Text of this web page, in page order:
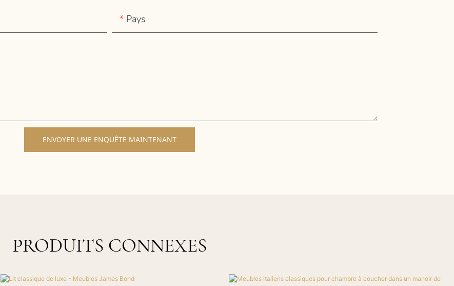
Pays
ENVOYER UNE ENQUÊTE MAINTENANT
PRODUITS CONNEXES